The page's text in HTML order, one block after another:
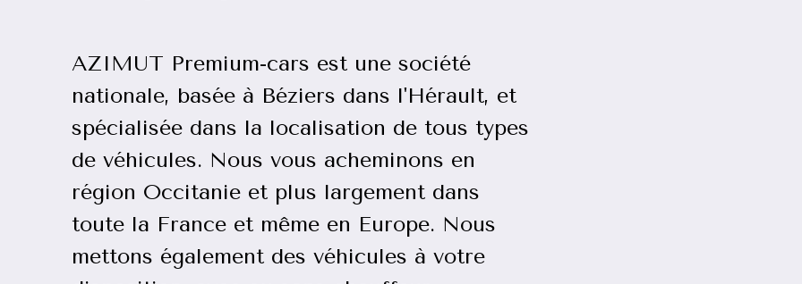
AZIMUT Premium-cars est une société
nationale, basée à Béziers dans l'Hérault, et
spécialisée dans la localisation de tous types
de véhicules. Nous vous acheminons en
région Occitanie et plus largement dans
toute la France et même en Europe. Nous
mettons également des véhicules à votre